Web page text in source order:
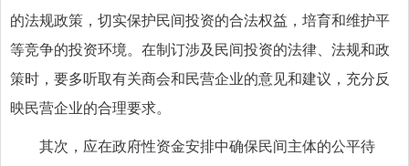
的法规政策，切实保护民间投资的合法权益，培育和维护平
等竞争的投资环境。在制订涉及民间投资的法律、法规和政
策时，要多听取有关商会和民营企业的意见和建议，充分反
映民营企业的合理要求。
其次，应在政府性资金安排中确保民间主体的公平待